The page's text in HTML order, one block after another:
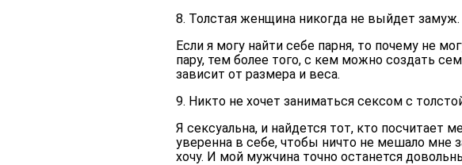
8. Толстая женщина никогда не выйдет замуж.
Если я могу найти себе парня, то почему не
пару, тем более того, с кем можно создать
зависит от размера и веса.
9. Никто не хочет заниматься сексом с
Я сексуальна, и найдется тот, кто посчитает
уверенна в себе, чтобы ничто не мешало мне
хочу. И мой мужчина точно останется